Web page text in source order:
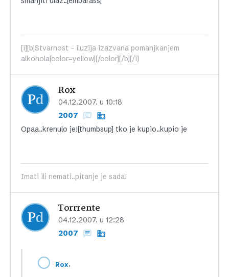
[i][b]Stvarnost - iluzija izazvana pomanjkanjem
alkohola[color=yellow][/color][/b][/i]
Rox
04.12.2007. u 10:18
2007
Opaa..krenulo je![thumbsup] tko je kupio..kupio je
Imati ili nemati..pitanje je sada!
Torrrente
04.12.2007. u 12:28
2007
Rox,